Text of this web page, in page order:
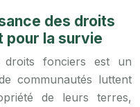
des droits
pour la survie
droits fonciers est un
communautés luttent
de leurs terres,